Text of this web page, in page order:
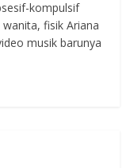
kompulsif
fisik Ariana
musik barunya